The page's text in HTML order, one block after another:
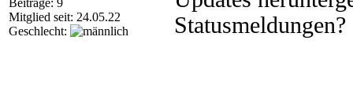
Beiträge: 9
Mitglied seit: 24.05.22
Geschlecht:
Statusmeldungen?